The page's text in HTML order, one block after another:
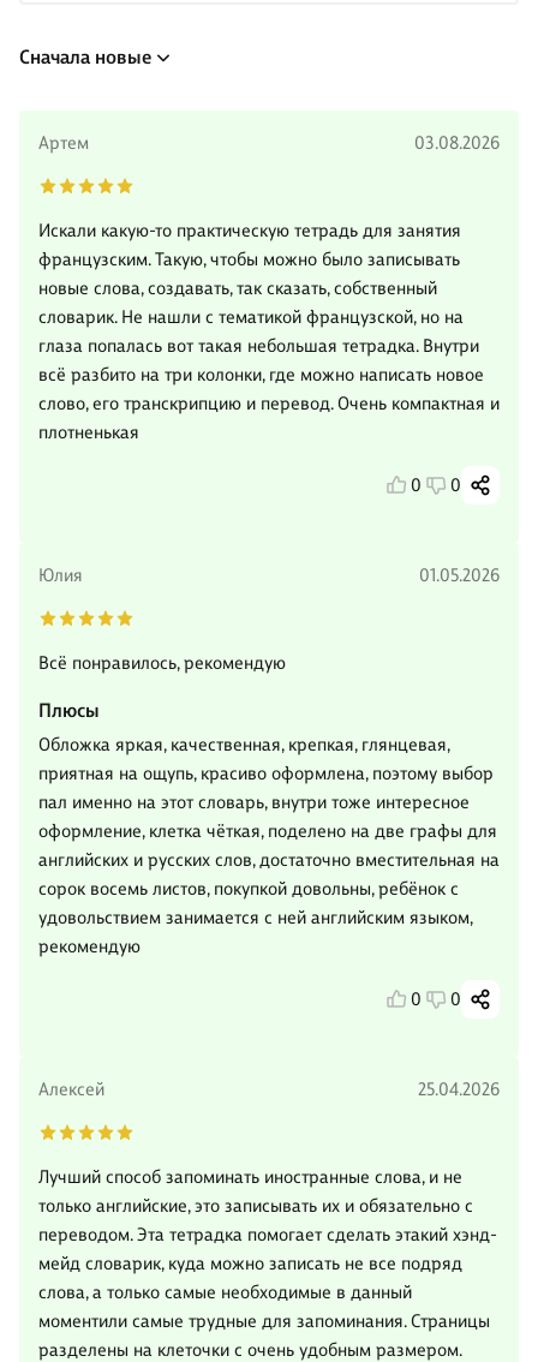
Сначала новые
Артем 03.08.2026
Искали какую-то практическую тетрадь для занятия
французским. Такую, чтобы можно было записывать
новые слова, создавать, так сказать, собственный
словарик. Не нашли с тематикой французской, но на
глаза попалась вот такая небольшая тетрадка. Внутри
всё разбито на три колонки, где можно написать новое
слово, его транскрипцию и перевод. Очень компактная и
плотненькая
0 0
Юлия 01.05.2026
Всё понравилось, рекомендую
Плюсы
Обложка яркая, качественная, крепкая, глянцевая,
приятная на ощупь, красиво оформлена, поэтому выбор
пал именно на этот словарь, внутри тоже интересное
оформление, клетка чёткая, поделено на две графы для
английских и русских слов, достаточно вместительная на
сорок восемь листов, покупкой довольны, ребёнок с
удовольствием занимается с ней английским языком,
рекомендую
0 0
Алексей 25.04.2026
Лучший способ запоминать иностранные слова, и не
только английские, это записывать их и обязательно с
переводом. Эта тетрадка помогает сделать этакий хэнд-
мейд словарик, куда можно записать не все подряд
слова, а только самые необходимые в данный
моментили самые трудные для запоминания. Страницы
разделены на клеточки с очень удобным размером.